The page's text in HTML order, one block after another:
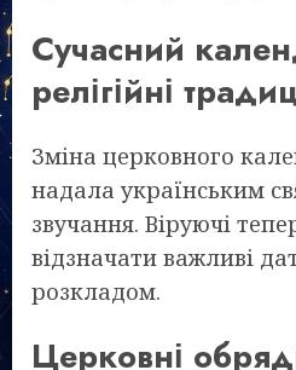
Сучасний
релігійні
Зміна церковного
надала українським
звучання. Віруючі
відзначати важливі
розкладом.
Церковні